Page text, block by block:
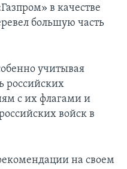
в качестве
большую часть
учитывая
российских
с их флагами и
войск в
на своем